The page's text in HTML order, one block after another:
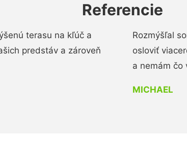
Referencie
terasu na kľúč a
predstáv a zároveň
Rozmýšľal
osloviť
a nemám čo
MICHAEL